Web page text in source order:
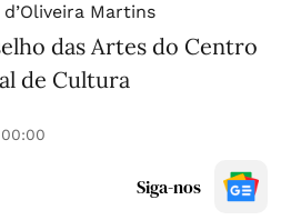
Martins
das Artes do Centro
de Cultura
Siga-nos